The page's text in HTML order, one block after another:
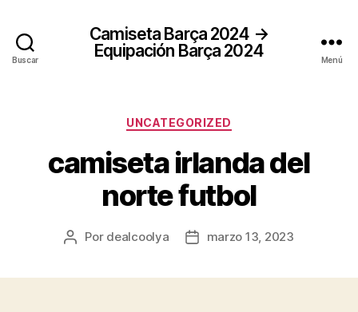
Buscar
Camiseta Barça 2024 →
Equipación Barça 2024
Menú
Categorías
UNCATEGORIZED
camiseta irlanda del
norte futbol
Autor
Por dealcoolya
Fechamarzo 13, 2023